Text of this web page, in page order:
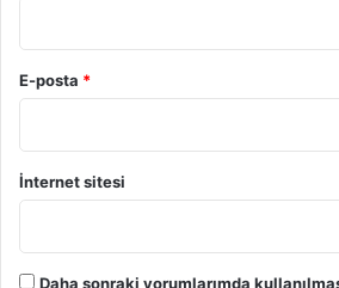
E-posta *
İnternet sitesi
Daha sonraki yorumlarımda